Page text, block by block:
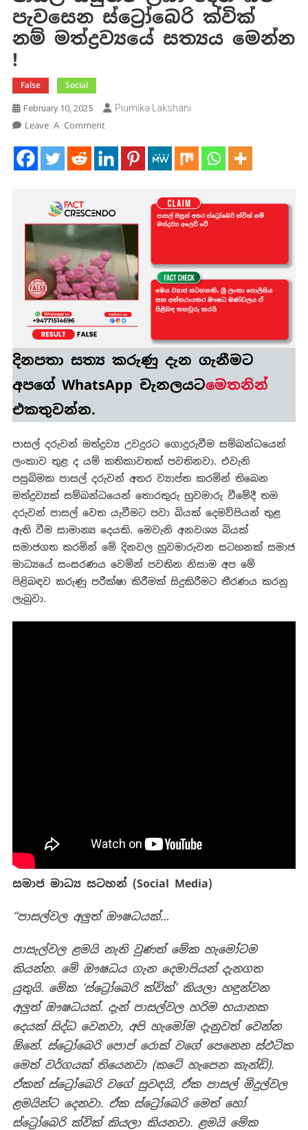
පැවසෙන ස්ට්‍රෝබෙරි ක්වික්
නම් මත්ද්‍රව්‍යයේ සත්‍යය මෙන්න
!
False Social
February 10, 2025 Piumika Lakshani
Leave A CommentOn
සිසුන්ට
ලබා
පැවසෙන
ස්ට්‍රෝබෙරි
ක්වික්
නම්
මත්ද්‍රව්‍යයේ
සත්‍යය
මෙන්න
!
දිනපතා සත්‍ය කරුණුදැන ගැනීමට
අපගේ WhatsApp චැනලයටමෙතනින්
එකතුවන්න.
පාසල් දරුවන් මත්ද්‍රව්‍ය උවදුරට ගොදුරුවීම සම්බන්ධයෙන්
ලංකාව තුළ ද යම් කතිකාවතක් පවතිනවා. එවැනි
පසුබිමක පාසල් දරුවන් අතර ව්‍යාප්ත කරමින් තිබෙන
මත්ද්‍රව්‍යක් සම්බන්ධයෙන් තොරතුරු හුවමාරු වීමේදී තම
දරුවන් පාසල් වෙත යැවීමට පවා බියක් දෙමව්පියන් තුළ
ඇති වීම සාමාන්‍ය දෙයකි. මෙවැනි අනවශ්‍ය බියක්
සමාජගත කරමින් මේ දිනවල හුවමාරුවන සටහනක් සමාජ
මාධ්‍යයේ සංසරණය වෙමින් පවතින නිසාම අප මේ
පිළිබඳව කරුණු පරීක්ෂා කිරීමක් සිදුකිරීමට තීරණය කරනු
ලැබුවා.
සමාජ මාධ්‍ය සටහන් (Social Media)
“පාසල්වල අලුත් ඖෂධයක්…
පාසැල්වල ළමයි නැති වුණත් මේක හැමෝටම
කියන්න. මේ ඖෂධය ගැන දෙමාපියන් දැනගත
යුතුයි. මේක ‘ස්ට්‍රෝබෙරි ක්වික්’ කියලා හඳුන්වන
අලුත් ඖෂධයක්. දැන් පාසල්වල හරිම භයානක
දෙයක් සිද්ධ වෙනවා, අපි හැමෝම දැනුවත් වෙන්න
ඕනේ. ස්ට්‍රෝබෙරි පොප් රොක් වගේ පෙනෙන ස්ඵටික
මෙත් වර්ගයක් තියෙනවා (කටේ හැපෙන කැන්ඩි).
ඒකත් ස්ට්‍රෝබෙරි වගේ සුවඳයි, ඒක පාසල් මිදුල්වල
ළමයින්ට දෙනවා. ඒක ස්ට්‍රෝබෙරි මෙත් හෝ
ස්ට්‍රෝබෙරි ක්වික් කියලා කියනවා. ළමයි මේක